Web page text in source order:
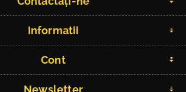
Informatii
Cont
Newsletter